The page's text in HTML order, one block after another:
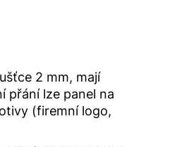
2 mm, mají
přání lze panel na
(firemní logo,